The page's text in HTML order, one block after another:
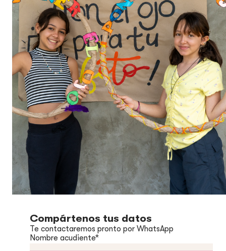
Compártenos tus datos
Te contactaremos pronto por WhatsApp
Nombre acudiente*